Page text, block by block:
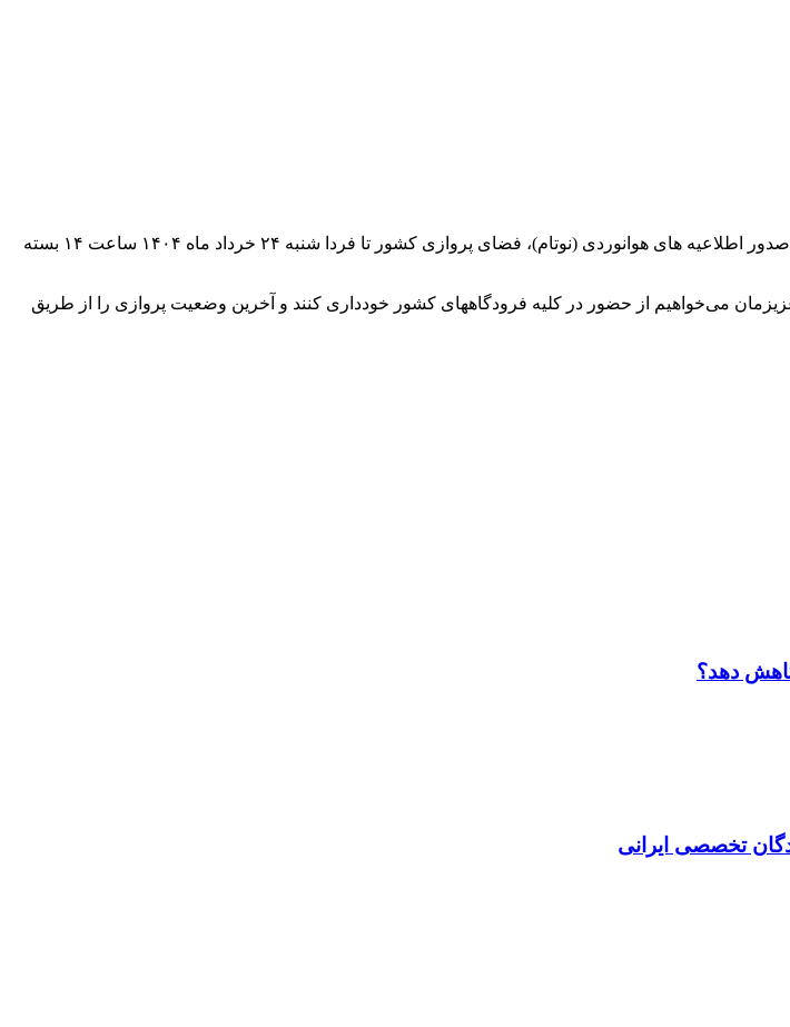
در پی ادامه درگیرهای نیروهای مسلح کشورمان با آمریکای جنایتکار و رژیم غاصب صهیونیستی، با صدور اطلاعیه های هوانوردی (نوتام)، فضای پروازی کشور تا فردا شنبه ۲۴ خرداد ماه ۱۴۰۴ ساعت ۱۴ بسته
می‌خواهیم از حضور در کلیه فرودگاههای کشور خودداری کنند و آخرین وضعیت پروازی را از طریق
دهد؟